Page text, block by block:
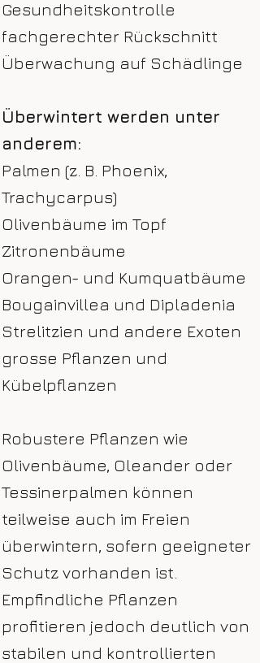
Gesundheitskontrolle
fachgerechter Rückschnitt
Überwachung auf Schädlinge
Überwintert werden unter
anderem:
Palmen (z. B. Phoenix,
Trachycarpus)
Olivenbäume im Topf
Zitronenbäume
Orangen- und Kumquatbäume
Bougainvillea und Dipladenia
Strelitzien und andere Exoten
grosse Pflanzen und
Kübelpflanzen
Robustere Pflanzen wie
Olivenbäume, Oleander oder
Tessinerpalmen können
teilweise auch im Freien
überwintern, sofern geeigneter
Schutz vorhanden ist.
Empfindliche Pflanzen
profitieren jedoch deutlich von
stabilen und kontrollierten